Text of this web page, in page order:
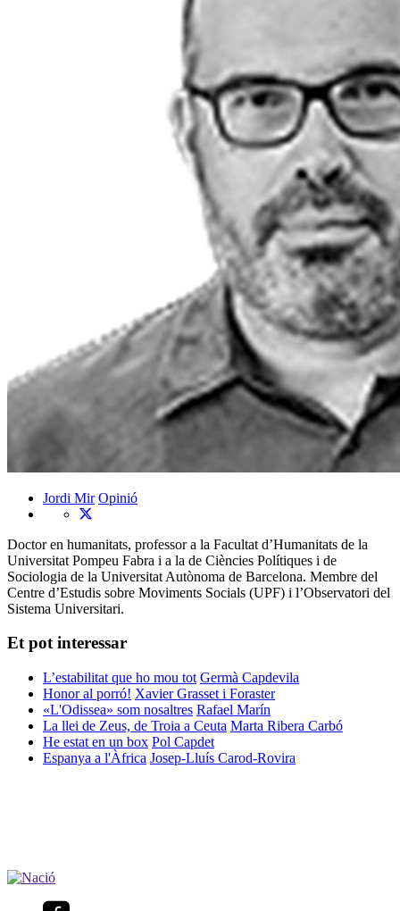
Jordi Mir Opinió
Doctor en humanitats, professor a la Facultat d’Humanitats de la
Universitat Pompeu Fabra i a la de Ciències Polítiques i de
Sociologia de la Universitat Autònoma de Barcelona. Membre del
Centre d’Estudis sobre Moviments Socials (UPF) i l’Observatori del
Sistema Universitari.
Et pot interessar
L’estabilitat que ho mou tot Germà Capdevila
Honor al porró! Xavier Grasset i Foraster
«L'Odissea» som nosaltres Rafael Marín
La llei de Zeus, de Troia a Ceuta Marta Ribera Carbó
He estat en un box Pol Capdet
Espanya a l'Àfrica Josep-Lluís Carod-Rovira